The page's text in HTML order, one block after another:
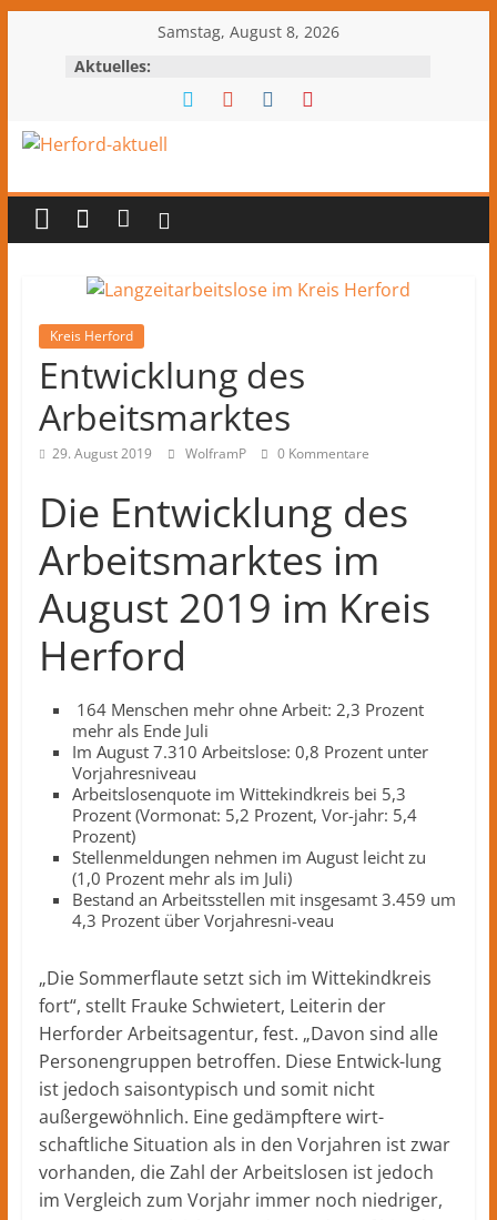
springen
Samstag, August 8, 2026
Aktuelles:
Herford-
aktuell
Nachrichten
Kultur
aus
Herford
und
dem
Herford
lokale
Nachrichten
und
mehr
aus
Herford
Kreis Herford
Entwicklung des
Arbeitsmarktes
29. August 2019 WolframP 0 Kommentare
Die Entwicklung des
Arbeitsmarktes im
August 2019 im Kreis
Herford
164 Menschen mehr ohne Arbeit: 2,3 Prozent
mehr als Ende Juli
Im August 7.310 Arbeitslose: 0,8 Prozent unter
Vorjahresniveau
Arbeitslosenquote im Wittekindkreis bei 5,3
Prozent (Vormonat: 5,2 Prozent, Vor-jahr: 5,4
Prozent)
Stellenmeldungen nehmen im August leicht zu
(1,0 Prozent mehr als im Juli)
Bestand an Arbeitsstellen mit insgesamt 3.459 um
4,3 Prozent über Vorjahresni-veau
„Die Sommerflaute setzt sich im Wittekindkreis
fort“, stellt Frauke Schwietert, Leiterin der
Herforder Arbeitsagentur, fest. „Davon sind alle
Personengruppen betroffen. Diese Entwick-lung
ist jedoch saisontypisch und somit nicht
außergewöhnlich. Eine gedämpftere wirt-
schaftliche Situation als in den Vorjahren ist zwar
vorhanden, die Zahl der Arbeitslosen ist jedoch
im Vergleich zum Vorjahr immer noch niedriger,